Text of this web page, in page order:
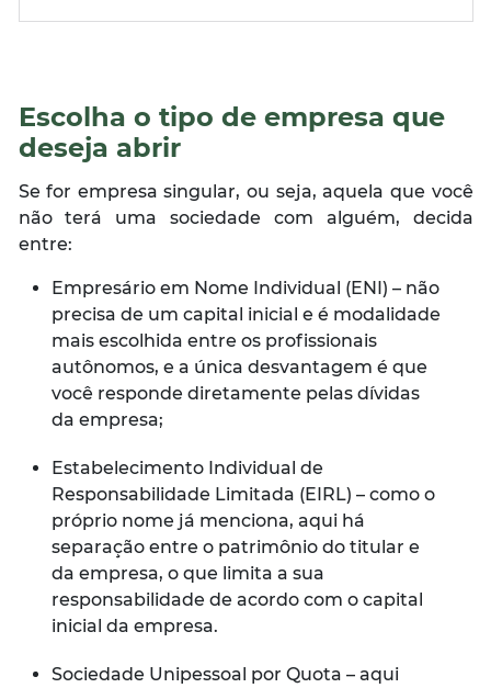
Escolha o tipo de empresa que
deseja abrir
Se for empresa singular, ou seja, aquela que você
não terá uma sociedade com alguém, decida
entre:
Empresário em Nome Individual (ENI) – não
precisa de um capital inicial e é modalidade
mais escolhida entre os profissionais
autônomos, e a única desvantagem é que
você responde diretamente pelas dívidas
da empresa;
Estabelecimento Individual de
Responsabilidade Limitada (EIRL) – como o
próprio nome já menciona, aqui há
separação entre o patrimônio do titular e
da empresa, o que limita a sua
responsabilidade de acordo com o capital
inicial da empresa.
Sociedade Unipessoal por Quota – aqui